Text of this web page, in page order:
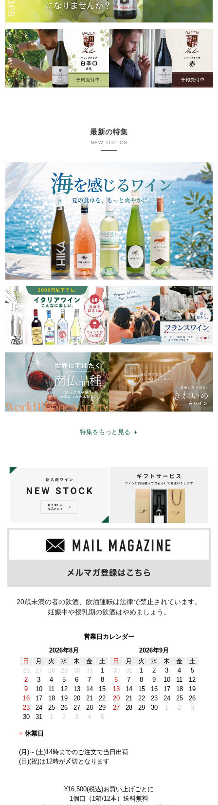
最新の特集
NEW TOPICS
特集をもっと見る ＋
20歳未満の者の飲酒、飲酒運転は法律で禁止されています。
妊娠中や授乳期の飲酒はやめましょう。
営業日カレンダー
2026年8月
日
月 火 水 木 金
土
26
27 28 29 30 31
1
2
3 4 5 6 7
8
9
10 11 12 13 14
15
16
17 18 19 20 21
22
23
24 25 26 27 28
29
30
31 1 2 3 4 5
2026年9月
日
月 火 水 木 金
土
30
31 1 2 3 4
5
6
7 8 9 10 11
12
13
14 15 16 17 18
19
20
21 22 23 24 25
26
27
28 29 30 1 2 3
■ 休業日
(月)～(土)14時までのご注文で当日出荷
(日)(祝)は12時が〆切となります
¥16,500(税込)お買い上げごとに
1個口（1箱/12本）送料無料